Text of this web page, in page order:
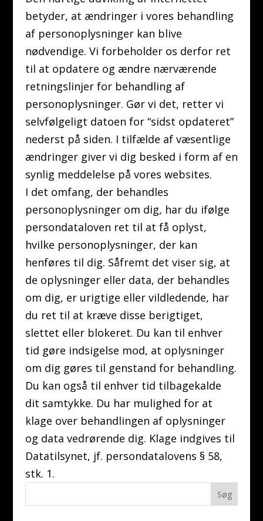
betyder, at ændringer i vores behandling
af personoplysninger kan blive
nødvendige. Vi forbeholder os derfor ret
til at opdatere og ændre nærværende
retningslinjer for behandling af
personoplysninger. Gør vi det, retter vi
selvfølgeligt datoen for “sidst opdateret”
nederst på siden. I tilfælde af væsentlige
ændringer giver vi dig besked i form af en
synlig meddelelse på vores websites.
I det omfang, der behandles
personoplysninger om dig, har du ifølge
persondataloven ret til at få oplyst,
hvilke personoplysninger, der kan
henføres til dig. Såfremt det viser sig, at
de oplysninger eller data, der behandles
om dig, er urigtige eller vildledende, har
du ret til at kræve disse berigtiget,
slettet eller blokeret. Du kan til enhver
tid gøre indsigelse mod, at oplysninger
om dig gøres til genstand for behandling.
Du kan også til enhver tid tilbagekalde
dit samtykke. Du har mulighed for at
klage over behandlingen af oplysninger
og data vedrørende dig. Klage indgives til
Datatilsynet, jf. persondatalovens § 58,
stk. 1.